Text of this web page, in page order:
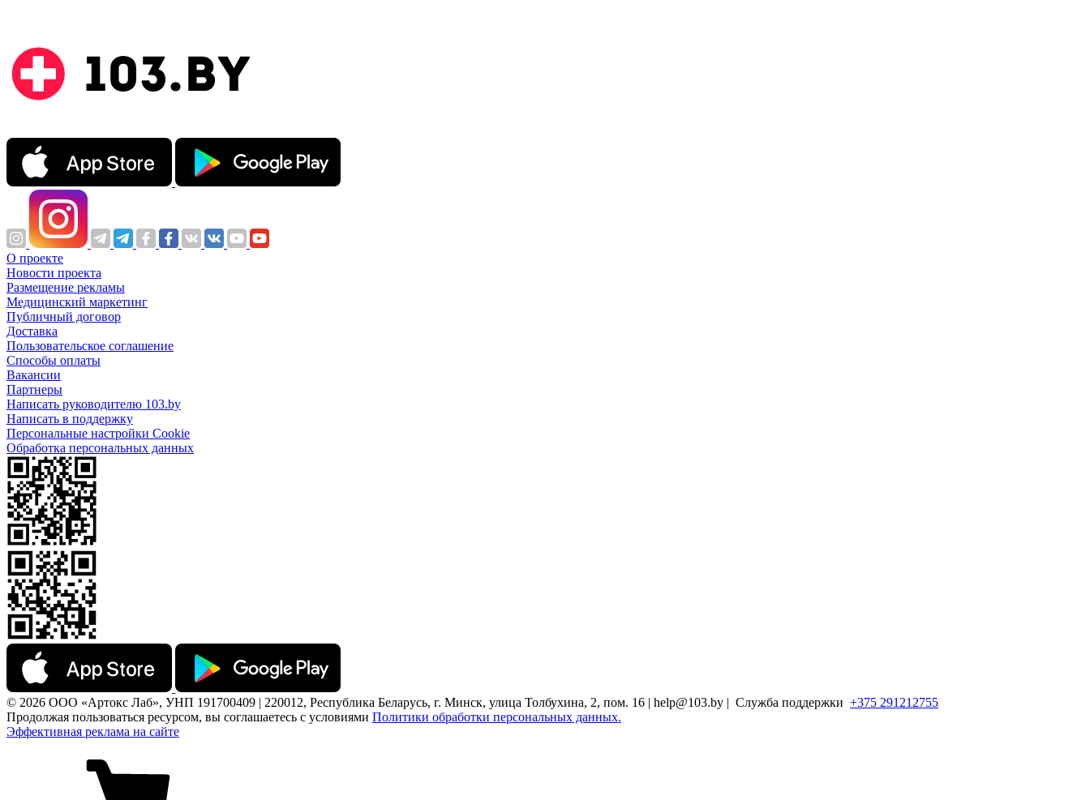
О проекте
Новости проекта
Размещение рекламы
Медицинский маркетинг
Публичный договор
Доставка
Пользовательское соглашение
Способы оплаты
Вакансии
Партнеры
Написать руководителю 103.by
Написать в поддержку
Персональные настройки Cookie
Обработка персональных данных
© 2026 ООО «Артокс Лаб», УНП 191700409 | 220012, Республика Беларусь, г. Минск, улица Толбухина, 2, пом. 16 | help@103.by | Служба поддержки +375 291212755
Продолжая пользоваться ресурсом, вы соглашаетесь с условиями Политики обработки персональных данных.
Эффективная реклама на сайте